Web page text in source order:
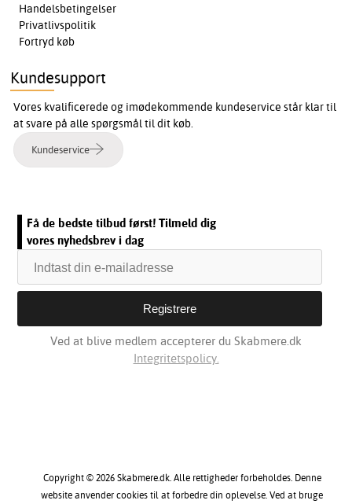
Handelsbetingelser
Privatlivspolitik
Fortryd køb
Kundesupport
Vores kvalificerede og imødekommende kundeservice står klar til
at svare på alle spørgsmål til dit køb.
Kundeservice
Få de bedste tilbud først! Tilmeld dig
vores nyhedsbrev i dag
Ved at blive medlem accepterer du Skabmere.dk
Integritetspolicy.
Copyright © 2026 Skabmere.dk. Alle rettigheder forbeholdes. Denne
website anvender cookies til at forbedre din oplevelse. Ved at bruge